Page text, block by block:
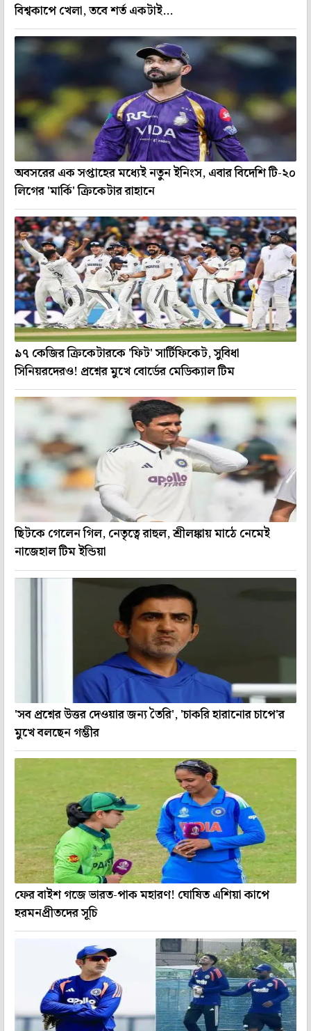
বিশ্বকাপে খেলা, তবে শর্ত একটাই...
অবসরের এক সপ্তাহের মধ্যেই নতুন ইনিংস, এবার বিদেশি টি-২০
লিগের 'মার্কি' ক্রিকেটার রাহানে
৯৭ কেজির ক্রিকেটারকে 'ফিট' সার্টিফিকেট, সুবিধা
সিনিয়রদেরও! প্রশ্নের মুখে বোর্ডের মেডিক্যাল টিম
ছিটকে গেলেন গিল, নেতৃত্বে রাহুল, শ্রীলঙ্কায় মাঠে নেমেই
নাজেহাল টিম ইন্ডিয়া
'সব প্রশ্নের উত্তর দেওয়ার জন্য তৈরি', 'চাকরি হারানোর চাপে'র
মুখে বলছেন গম্ভীর
ফের বাইশ গজে ভারত-পাক মহারণ! ঘোষিত এশিয়া কাপে
হরমনপ্রীতদের সূচি